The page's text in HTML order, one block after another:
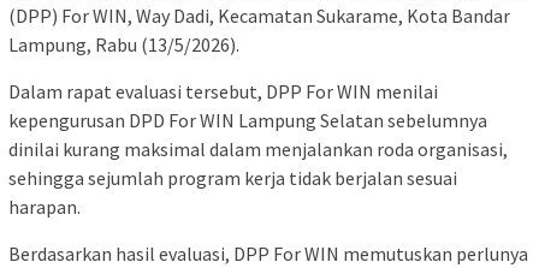
(DPP) For WIN, Way Dadi, Kecamatan Sukarame, Kota Bandar
Lampung, Rabu (13/5/2026).
Dalam rapat evaluasi tersebut, DPP For WIN menilai
kepengurusan DPD For WIN Lampung Selatan sebelumnya
dinilai kurang maksimal dalam menjalankan roda organisasi,
sehingga sejumlah program kerja tidak berjalan sesuai
harapan.
Berdasarkan hasil evaluasi, DPP For WIN memutuskan perlunya